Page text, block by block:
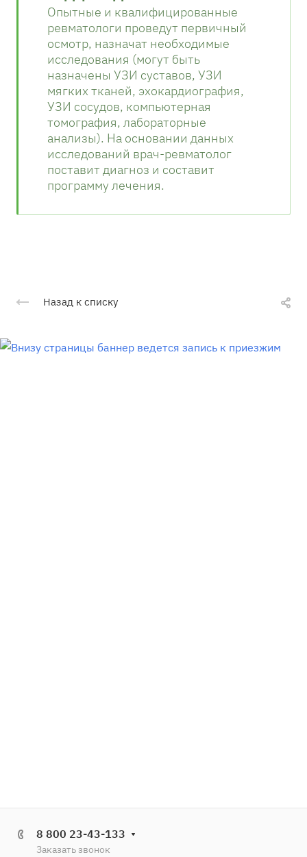
Опытные и квалифицированные
ревматологи проведут первичный
осмотр, назначат необходимые
исследования (могут быть
назначены УЗИ суставов, УЗИ
мягких тканей, эхокардиография,
УЗИ сосудов, компьютерная
томография, лабораторные
анализы). На основании данных
исследований врач-ревматолог
поставит диагноз и составит
программу лечения.
Назад к списку
8 800 23-43-133
Заказать звонок